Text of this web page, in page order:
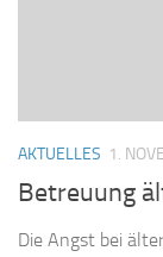
AKTUELLES 1.
Betreuung
Die Angst bei